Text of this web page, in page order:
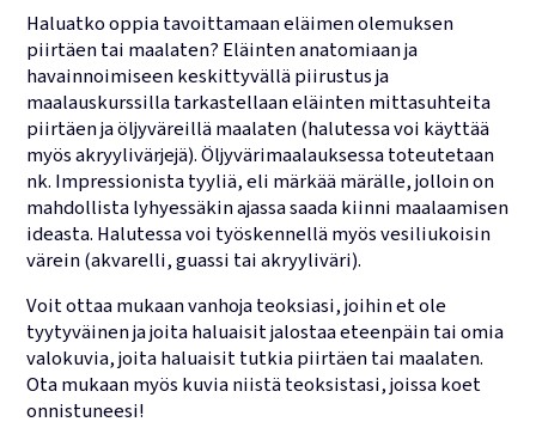
Haluatko oppia tavoittamaan eläimen olemuksen
piirtäen tai maalaten? Eläinten anatomiaan ja
havainnoimiseen keskittyvällä piirustus ja
maalauskurssilla tarkastellaan eläinten mittasuhteita
piirtäen ja öljyväreillä maalaten (halutessa voi käyttää
myös akryylivärjejä). Öljyvärimaalauksessa toteutetaan
nk. Impressionista tyyliä, eli märkää märälle, jolloin on
mahdollista lyhyessäkin ajassa saada kiinni maalaamisen
ideasta. Halutessa voi työskennellä myös vesiliukoisin
värein (akvarelli, guassi tai akryyliväri).
Voit ottaa mukaan vanhoja teoksiasi, joihin et ole
tyytyväinen ja joita haluaisit jalostaa eteenpäin tai omia
valokuvia, joita haluaisit tutkia piirtäen tai maalaten.
Ota mukaan myös kuvia niistä teoksistasi, joissa koet
onnistuneesi!